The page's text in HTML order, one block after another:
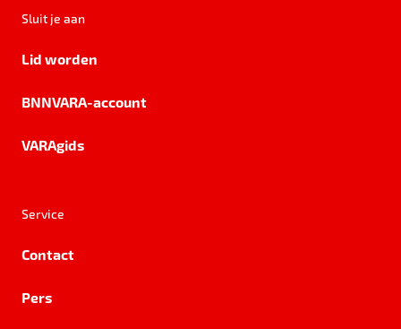
Sluit je aan
Lid worden
BNNVARA-account
VARAgids
Service
Contact
Pers